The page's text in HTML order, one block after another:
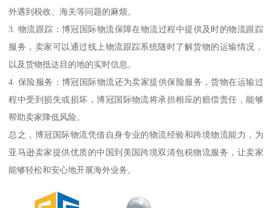
外遇到税收、海关等问题的麻烦。
3. 物流跟踪：博冠国际物流保障在物流过程中提供及时的物流跟踪
服务，卖家可以通过线上物流跟踪系统随时了解货物的运输情况，
以及货物抵达目的地的实时信息。
4. 保险服务：博冠国际物流还为卖家提供保险服务，货物在运输过
程中受到损失或损坏，博冠国际物流将承担相应的赔偿责任，能够
帮助卖家降低风险。
总之，博冠国际物流凭借自身专业的物流经验和跨境物流能力，为
亚马逊卖家提供优质的中国到美国跨境双清包税物流服务，让卖家
能够轻松和安心地开展海外业务。